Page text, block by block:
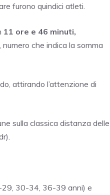
furono quindici atleti.
11 ore e 46 minuti,
che indica la somma
attirando l’attenzione di
sulla classica distanza delle
30-34, 36-39 anni) e